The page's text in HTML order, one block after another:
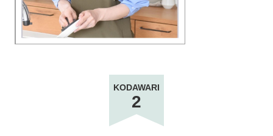
KODAWARI
2